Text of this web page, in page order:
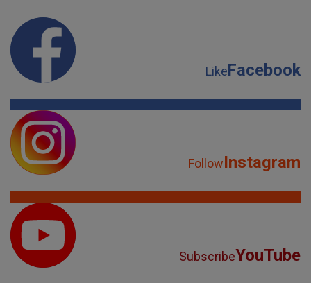
LikeFacebook
FollowInstagram
SubscribeYouTube